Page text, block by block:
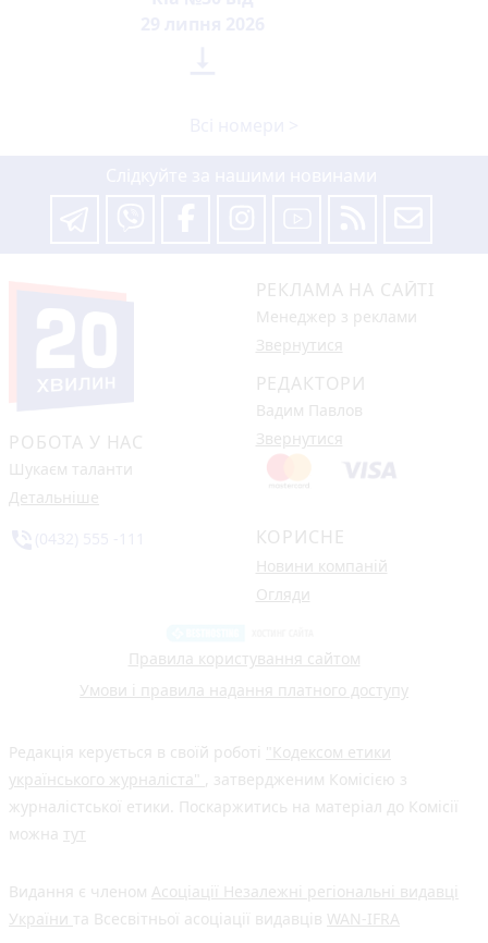
РОБОТА У НАС
Шукаєм таланти
Детальніше
РЕКЛАМА НА САЙТІ
Менеджер з реклами
Звернутися
РЕДАКТОРИ
Вадим Павлов
Звернутися
КОРИСНЕ
Новини компаній
Огляди
Правила користування сайтом
Умови і правила надання платного доступу
Редакція керується в своїй роботі "Кодексом етики
українського журналіста" , затвердженим Комісією з
журналістської етики. Поскаржитись на матеріал до Комісії
можна тут
Видання є членом Асоціації Незалежні регіональні видавці
України та Всесвітньої асоціації видавців WAN-IFRA